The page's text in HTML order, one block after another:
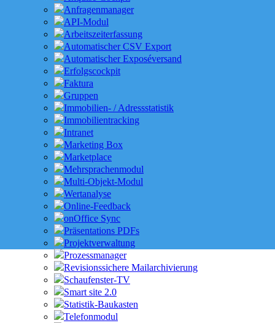
Anfragenmanager
API-Modul
Arbeitszeiterfassung
Automatischer CSV Export
Automatischer Exposéversand
Erfolgscockpit
Faktura
Gruppen
Immobilien- / Adressstatistik
Immobilientracking
Intranet
Marketing Box
Marketplace
Mehrsprachenmodul
Multi-Objekt-Modul
Wertanalyse
Online-Feedback
onOffice Sync
Präsentations PDFs
Projektverwaltung
Prozessmanager
Revisionssichere Mailarchivierung
Schaufenster-TV
Smart site 2.0
Statistik-Baukasten
Telefonmodul